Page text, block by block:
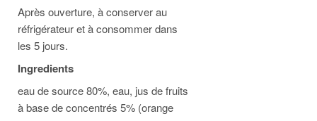
Après ouverture, à conserver au
réfrigérateur et à consommer dans
les 5 jours.
Ingredients
eau de source 80%, eau, jus de fruits
à base de concentrés 5% (orange